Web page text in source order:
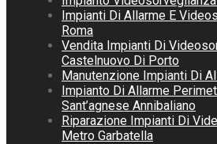
Impianti Di Allarme E
Roma
Vendita Impianti Di
Castelnuovo Di Porto
Manutenzione Impianti Di
Impianto Di Allarme
Sant’agnese Annibaliano
Riparazione Impianti Di
Metro Garbatella